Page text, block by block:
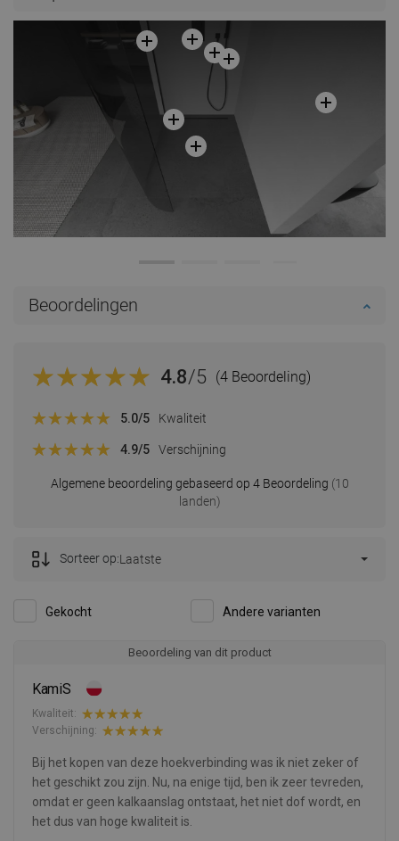
Favoriet
Beoordelingen
4.8/5 (4 Beoordeling)
Algemene beoordeling gebaseerd op 4 Beoordeling (10
landen)
5.0/5 Kwaliteit
4.9/5 Verschijning
Gekocht Andere varianten
Sorteer op:Laatste
Beoordeling van dit product
KamiS
Kwaliteit:
Verschijning:
Bij het kopen van deze hoekverbinding was ik niet zeker of
het geschikt zou zijn. Nu, na enige tijd, ben ik zeer tevreden,
omdat er geen kalkaanslag ontstaat, het niet dof wordt, en
het dus van hoge kwaliteit is.